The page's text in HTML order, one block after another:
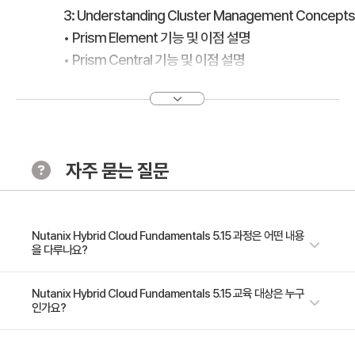
3: Understanding Cluster Management Concepts
• Prism Element 기능 및 이점 설명
• Prism Central 기능 및 이점 설명
• 클러스터에서 하이퍼바이저 및 AOS 업그레이드
4: Understanding Storage Concepts
• 스토리지 풀 및 스토리지 컨테이너 정의
• 공간 절약 기술 식별
• 가상 머신 (VM) 생성 및 관리
자주 묻는 질문
Nutanix Hybrid Cloud Fundamentals 5.15 과정은 어떤 내용
을 다루나요?
본 교육은 다양한 유형의 클라우드를 포함하여 가상화 기술영역의 역사와 온
프레미스 및 퍼블릭 인프라가 어떻게 결합하여 하이브리드 운영 모델을 만들
Nutanix Hybrid Cloud Fundamentals 5.15 교육 대상은 누구
인가요?